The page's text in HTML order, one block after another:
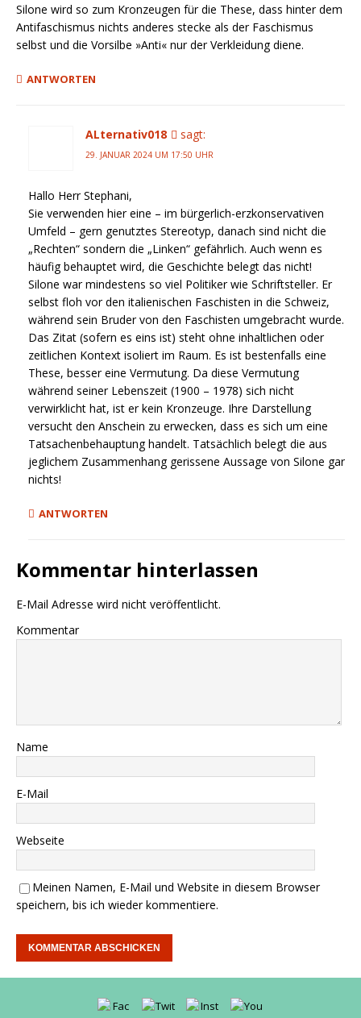
Silone wird so zum Kronzeugen für die These, dass hinter dem
Antifaschismus nichts anderes stecke als der Faschismus
selbst und die Vorsilbe »Anti« nur der Verkleidung diene.
ANTWORTEN
ALternativ018 sagt:
29. JANUAR 2024 UM 17:50 UHR
Hallo Herr Stephani,
Sie verwenden hier eine – im bürgerlich-erzkonservativen
Umfeld – gern genutztes Stereotyp, danach sind nicht die
„Rechten“ sondern die „Linken“ gefährlich. Auch wenn es
häufig behauptet wird, die Geschichte belegt das nicht!
Silone war mindestens so viel Politiker wie Schriftsteller. Er
selbst floh vor den italienischen Faschisten in die Schweiz,
während sein Bruder von den Faschisten umgebracht wurde.
Das Zitat (sofern es eins ist) steht ohne inhaltlichen oder
zeitlichen Kontext isoliert im Raum. Es ist bestenfalls eine
These, besser eine Vermutung. Da diese Vermutung
während seiner Lebenszeit (1900 – 1978) sich nicht
verwirklicht hat, ist er kein Kronzeuge. Ihre Darstellung
versucht den Anschein zu erwecken, dass es sich um eine
Tatsachenbehauptung handelt. Tatsächlich belegt die aus
jeglichem Zusammenhang gerissene Aussage von Silone gar
nichts!
ANTWORTEN
Kommentar hinterlassen
E-Mail Adresse wird nicht veröffentlicht.
Kommentar
Name
E-Mail
Webseite
Meinen Namen, E-Mail und Website in diesem Browser
speichern, bis ich wieder kommentiere.